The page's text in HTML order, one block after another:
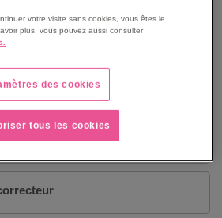
et porte mine
géographique
votre visite sans cookies, vous êtes le
plus, vous pouvez aussi consulter
des cookies
tous les cookies